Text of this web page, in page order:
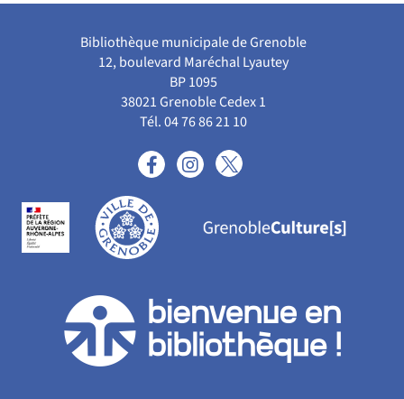
Bibliothèque municipale de Grenoble
12, boulevard Maréchal Lyautey
BP 1095
38021 Grenoble Cedex 1
Tél. 04 76 86 21 10